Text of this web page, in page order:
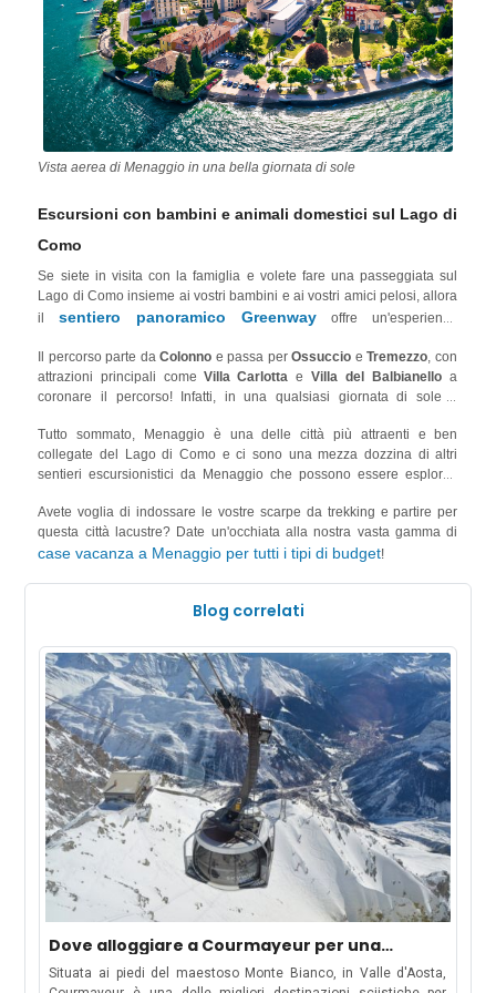
Vista aerea di Menaggio in una bella giornata di sole
Escursioni con bambini e animali domestici sul Lago di
Como
Se siete in visita con la famiglia e volete fare una passeggiata sul
Lago di Como insieme ai vostri bambini e ai vostri amici pelosi, allora
ilsentiero panoramico Greenway offre un'esperienza
Il percorso parte daColonno e passa perOssuccio eTremezzo , con
attrazioni principali comeVilla Carlotta eVilla del Balbianello a
coronare il percorso! Infatti, in una qualsiasi giornata di sole a
Brunatesono alcuni dei luoghi da non perdere. Inoltre, se volete
visitare le altre famose località del Lago di Como, Varenna e Bellagio
sono facilmente raggiungibili con 15-30 minuti di traghetto.
Tutto sommato, Menaggio è una delle città più attraenti e ben
collegate del Lago di Como e ci sono una mezza dozzina di altri
sentieri escursionistici da Menaggio che possono essere esplorati
sito ufficiale del turismo di Menaggio.
Avete voglia di indossare le vostre scarpe da trekking e partire per
questa città lacustre? Date un'occhiata alla nostra vasta gamma di
case vacanza a Menaggio per tutti i tipi di budget!
Blog correlati
Dove alloggiare a Courmayeur per una
vacanza sulla neve in famiglia
Situata ai piedi del maestoso Monte Bianco, in Valle d'Aosta,